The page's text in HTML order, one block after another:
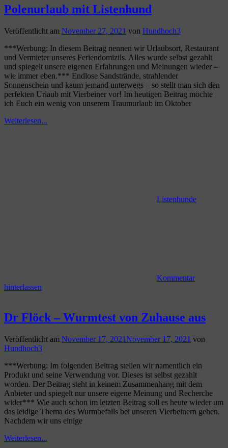
Polenurlaub mit Listenhund
Veröffentlicht am November 27, 2021 von Hundhoch3
***Werbung: In diesem Beitrag nennen wir Urlaubsort, Restaurant
und Vermieter unseres Feriendomizils. Alles wurde selbst gezahlt
und spiegelt unsere eigenen Erfahrungen und Meinungen wieder –
wie immer eben.*** Endlose Sandstrände, strahlender
Sonnenschein und kaum jemand unterwegs – so stellt man sich den
perfekten Urlaub mit Vierbeiner vor! Im heutigen Beitrag möchte
ich Euch ein wenig von unserem Traumurlaub im Oktober
Weiterlesen...
Listenhunde
Kommentar
hinterlassen
Dr Flöck – Wurmtest von Zuhause aus
Veröffentlicht am November 17, 2021November 17, 2021 von
Hundhoch3
***Werbung: Im folgenden Beitrag stellen wir namentlich ein
Produkt und seine Verwendung vor. Dieses ist selbst gezahlt
worden. Der Beitrag steht in keinem Zusammenhang mit dem
Anbieter und spiegelt nur unsere eigene Meinung und Recherche
wider*** Wie auch schon im letzten Beitrag soll es heute wieder um
das leidige Thema des Wurmbefalls bei unseren Vierbeinern gehen.
Nachdem wir uns einige
Weiterlesen...